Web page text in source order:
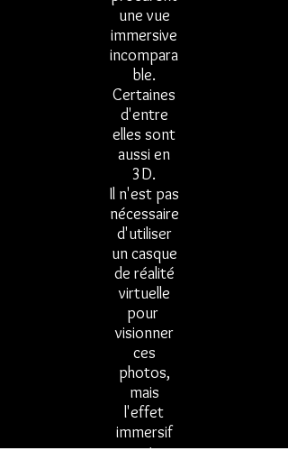
une vue
immersive
incompara
ble.
Certaines
d'entre
elles sont
aussi en
3D.
Il n'est pas
nécessaire
d'utiliser
un casque
de réalité
virtuelle
pour
visionner
ces
photos,
mais
l'effet
immersif
est